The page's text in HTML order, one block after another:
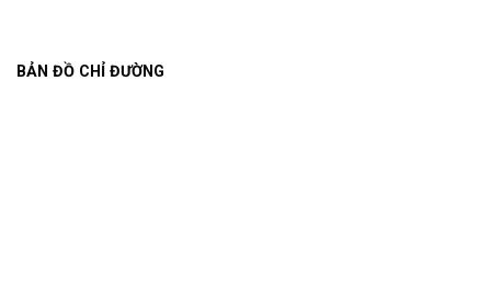
BẢN ĐỒ CHỈ ĐƯỜNG